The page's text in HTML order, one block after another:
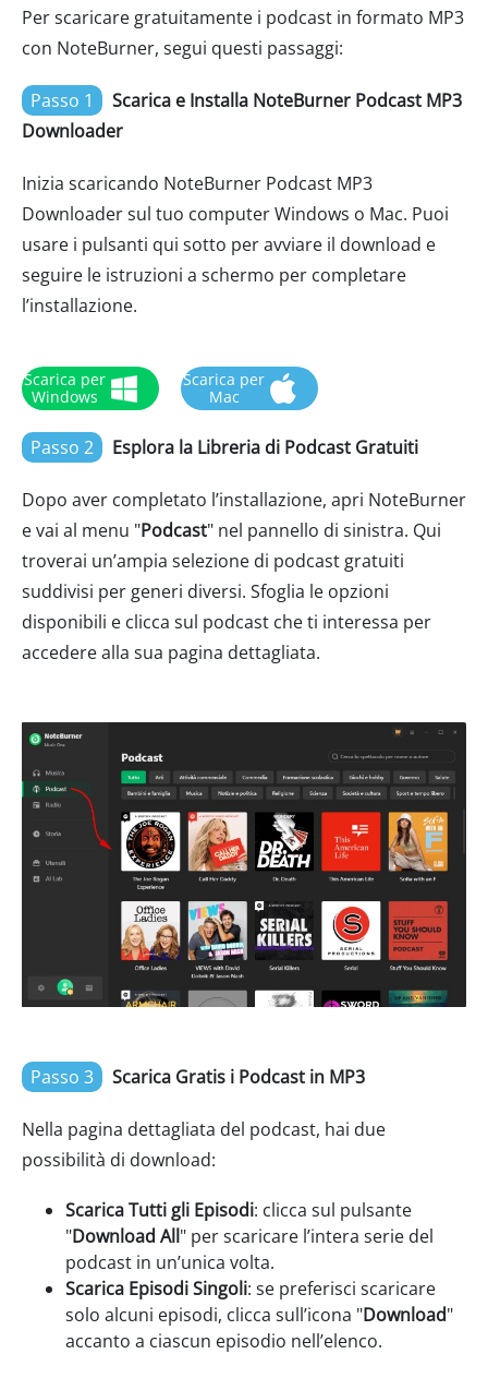
Per scaricare gratuitamente i podcast in formato MP3
con NoteBurner, segui questi passaggi:
Passo 1
Scarica e Installa NoteBurner Podcast MP3
Downloader
Inizia scaricando NoteBurner Podcast MP3
Downloader sul tuo computer Windows o Mac. Puoi
usare i pulsanti qui sotto per avviare il download e
seguire le istruzioni a schermo per completare
l’installazione.
Scarica per
Windows
Scarica per
Mac
Passo 2 Esplora la Libreria di Podcast Gratuiti
Dopo aver completato l’installazione, apri NoteBurner
e vai al menu "Podcast" nel pannello di sinistra. Qui
troverai un’ampia selezione di podcast gratuiti
suddivisi per generi diversi. Sfoglia le opzioni
disponibili e clicca sul podcast che ti interessa per
accedere alla sua pagina dettagliata.
Passo 3 Scarica Gratis i Podcast in MP3
Nella pagina dettagliata del podcast, hai due
possibilità di download:
Scarica Tutti gli Episodi: clicca sul pulsante
"Download All" per scaricare l’intera serie del
podcast in un’unica volta.
Scarica Episodi Singoli: se preferisci scaricare
solo alcuni episodi, clicca sull’icona "Download"
accanto a ciascun episodio nell’elenco.